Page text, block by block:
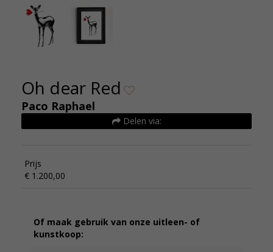
Oh dear Red
Paco Raphael
Delen via:
Prijs
€ 1.200,00
Of maak gebruik van onze uitleen- of
kunstkoop: